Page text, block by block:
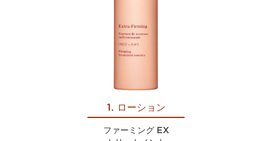
1. ローション
ファーミング EX